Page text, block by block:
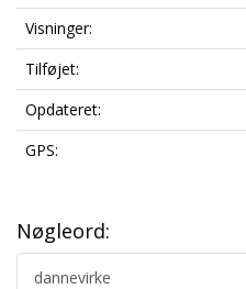
Visninger:
Tilføjet:
Opdateret:
GPS:
Nøgleord:
dannevirke